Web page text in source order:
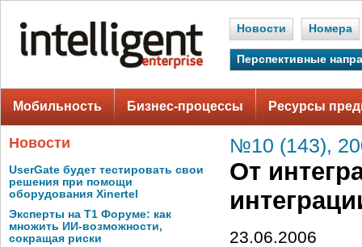
Новости Номера
Перспективные
Мобильность Бизнес-процессы Ресурсы
Новости
UserGate будет тестировать свои
решения при помощи
оборудования Xinertel
Эксперты на Т1 Форуме: как
множить ИИ-возможности,
сокращая риски
№10 (143),
От
23.06.2006